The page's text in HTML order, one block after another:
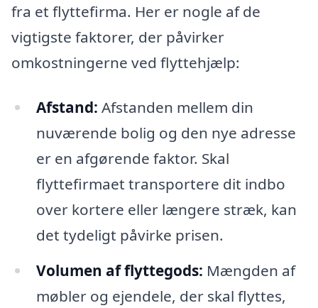
fra et flyttefirma. Her er nogle af de
vigtigste faktorer, der påvirker
omkostningerne ved flyttehjælp:
Afstand: Afstanden mellem din
nuværende bolig og den nye adresse
er en afgørende faktor. Skal
flyttefirmaet transportere dit indbo
over kortere eller længere stræk, kan
det tydeligt påvirke prisen.
Volumen af flyttegods: Mængden af
møbler og ejendele, der skal flyttes,